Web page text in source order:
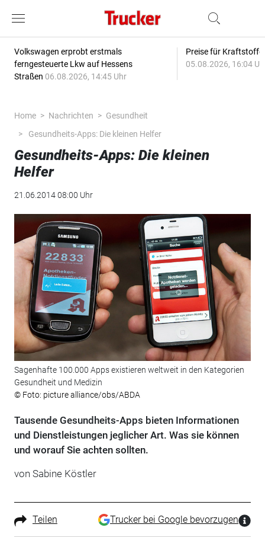
Volkswagen erprobt erstmals
ferngesteuerte Lkw auf Hessens
Straßen 06.08.2026, 14:45 Uhr
Preise für
05.08.2026, 16:04
Home Nachrichten
Gesundheit
Gesundheits-Apps: Die kleinen Helfer
Gesundheits-Apps: Die kleinen
Helfer
21.06.2014 08:00 Uhr
Sagenhafte 100.000 Apps existieren weltweit in den Kategorien
Gesundheit und Medizin
© Foto: picture alliance/obs/ABDA
Tausende Gesundheits-Apps bieten Informationen
und Dienstleistungen jeglicher Art. Was sie können
und worauf Sie achten sollten.
von Sabine Köstler
Teilen Trucker bei Google bevorzugen